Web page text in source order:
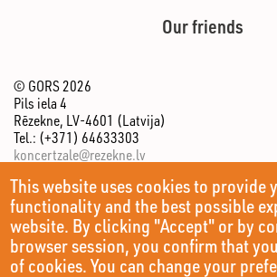
This website uses cookies to provide
functionality and the best possible
website. By clicking "Accept" or by
browser session, you confirm that
of cookies. You can change your
Our friends
© GORS 2026
Pils iela 4
Rēzekne, LV-4601 (Latvija)
Tel.: (+371) 64633303
koncertzale@rezekne.lv